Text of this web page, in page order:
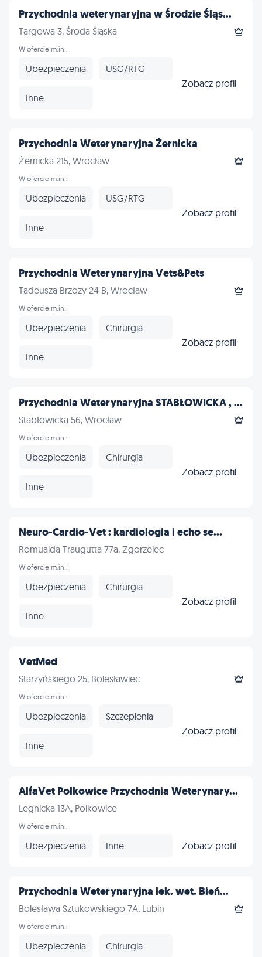
Przychodnia weterynaryjna w Środzie Śląs...
Targowa 3, Środa Śląska
W ofercie m.in.:
Ubezpieczenia USG/RTG
Inne
Zobacz profil
Przychodnia Weterynaryjna Żernicka
Żernicka 215, Wrocław
W ofercie m.in.:
Ubezpieczenia USG/RTG
Inne
Zobacz profil
Przychodnia Weterynaryjna Vets&Pets
Tadeusza Brzozy 24 B, Wrocław
W ofercie m.in.:
Ubezpieczenia Chirurgia
Inne
Zobacz profil
Przychodnia Weterynaryjna STABŁOWICKA , ...
Stabłowicka 56, Wrocław
W ofercie m.in.:
Ubezpieczenia Chirurgia
Inne
Zobacz profil
Neuro-Cardio-Vet : kardiologia i echo se...
Romualda Traugutta 77a, Zgorzelec
W ofercie m.in.:
Ubezpieczenia Chirurgia
Inne
Zobacz profil
VetMed
Starzyńskiego 25, Bolesławiec
W ofercie m.in.:
Ubezpieczenia Szczepienia
Inne
Zobacz profil
AlfaVet Polkowice Przychodnia Weterynary...
Legnicka 13A, Polkowice
W ofercie m.in.:
Ubezpieczenia Inne Zobacz profil
Przychodnia Weterynaryjna lek. wet. Bień...
Bolesława Sztukowskiego 7A, Lubin
W ofercie m.in.:
Ubezpieczenia
Chirurgia